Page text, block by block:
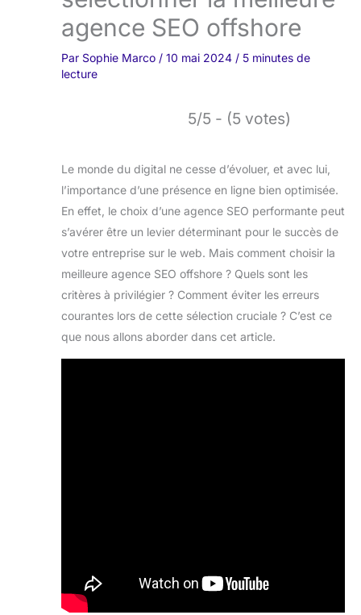
agence SEO offshore
Par Sophie Marco / 10 mai 2024 / 5 minutes de
lecture
5/5 - (5 votes)
Le monde du digital ne cesse d’évoluer, et avec lui,
l’importance d’une présence en ligne bien optimisée.
En effet, le choix d’une agence SEO performante peut
s’avérer être un levier déterminant pour le succès de
votre entreprise sur le web. Mais comment choisir la
meilleure agence SEO offshore ? Quels sont les
critères à privilégier ? Comment éviter les erreurs
courantes lors de cette sélection cruciale ? C’est ce
que nous allons aborder dans cet article.